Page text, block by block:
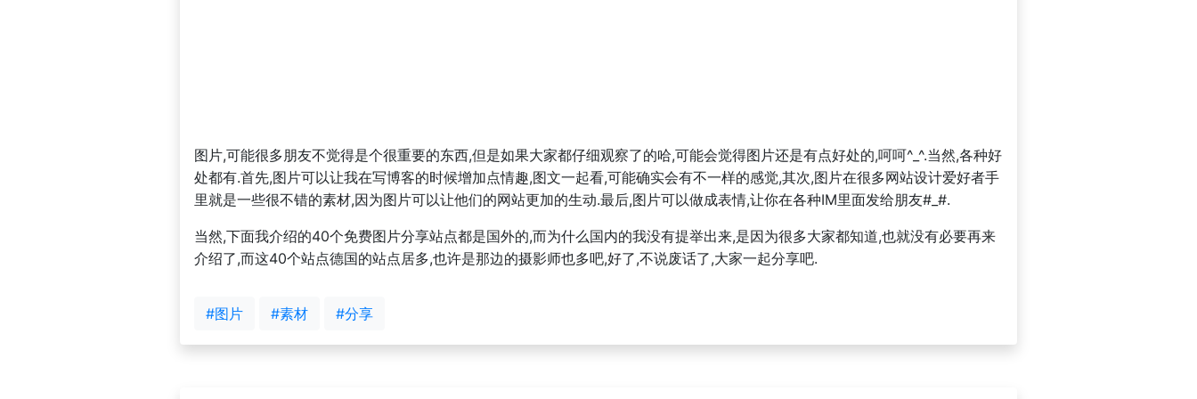
图片,可能很多朋友不觉得是个很重要的东西,但是如果大家都仔细观察了的哈,可能会觉得图片还是有点好处的,呵呵^_^.当然,各种好
处都有.首先,图片可以让我在写博客的时候增加点情趣,图文一起看,可能确实会有不一样的感觉,其次,图片在很多网站设计爱好者手
里就是一些很不错的素材,因为图片可以让他们的网站更加的生动.最后,图片可以做成表情,让你在各种IM里面发给朋友#_#.
当然,下面我介绍的40个免费图片分享站点都是国外的,而为什么国内的我没有提举出来,是因为很多大家都知道,也就没有必要再来
介绍了,而这40个站点德国的站点居多,也许是那边的摄影师也多吧,好了,不说废话了,大家一起分享吧.
#图片 #素材 #分享